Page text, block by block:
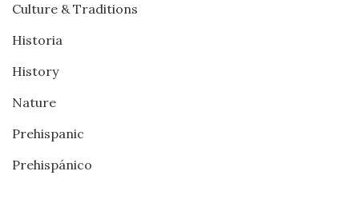
Culture & Traditions
Historia
History
Nature
Prehispanic
Prehispánico